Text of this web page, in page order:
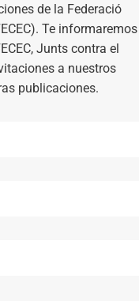
de la Federació
Te informaremos
Junts contra el
a nuestros
publicaciones.